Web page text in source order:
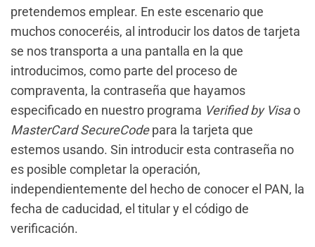
pretendemos emplear. En este escenario que
muchos conoceréis, al introducir los datos de tarjeta
se nos transporta a una pantalla en la que
introducimos, como parte del proceso de
compraventa, la contraseña que hayamos
especificado en nuestro programa Verified by Visao
MasterCard SecureCodepara la tarjeta que
estemos usando. Sin introducir esta contraseña no
es posible completar la operación,
independientemente del hecho de conocer el PAN, la
fecha de caducidad, el titular y el código de
verificación.